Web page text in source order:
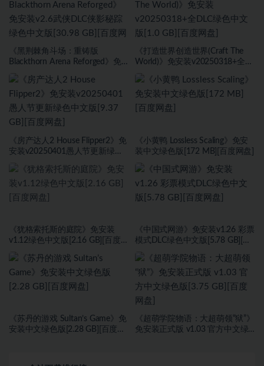
《黑荆棘角斗场：重铸版
Blackthorn Arena Reforged》免
文版[30.98 GB][百度网盘]
《打造世界创造世界(Craft The
World)》免安装v20250318+全
盘]
《房产达人2 House Flipper2》免
安装v20250401愚人节更新绿色
《小黄鸭 Lossless Scaling》免安
装中文绿色版[172 MB][百度网盘]
《犹格索托斯的庭院》免安装
v1.12绿色中文版[2.16 GB][百度网
《中国式网游》免安装v1.26 彩票
模式DLC绿色中文版[5.78 GB][百
《苏丹的游戏 Sultan’s Game》免
安装中文绿色版[2.28 GB][百度网
《超萌学院物语：大超萌领“狱”》
免安装正式版 v1.03 官方中文绿